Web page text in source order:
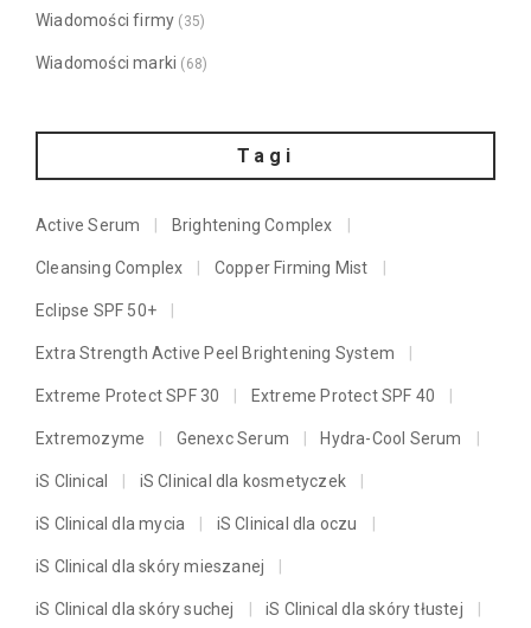
Wiadomości firmy (35)
Wiadomości marki (68)
Tagi
Active Serum Brightening Complex
Cleansing Complex Copper Firming Mist
Eclipse SPF 50+
Extra Strength Active Peel Brightening System
Extreme Protect SPF 30 Extreme Protect SPF 40
Extremozyme Genexc Serum Hydra-Cool Serum
iS Clinical iS Clinical dla kosmetyczek
iS Clinical dla mycia iS Clinical dla oczu
iS Clinical dla skóry mieszanej
iS Clinical dla skóry suchej iS Clinical dla skóry tłustej